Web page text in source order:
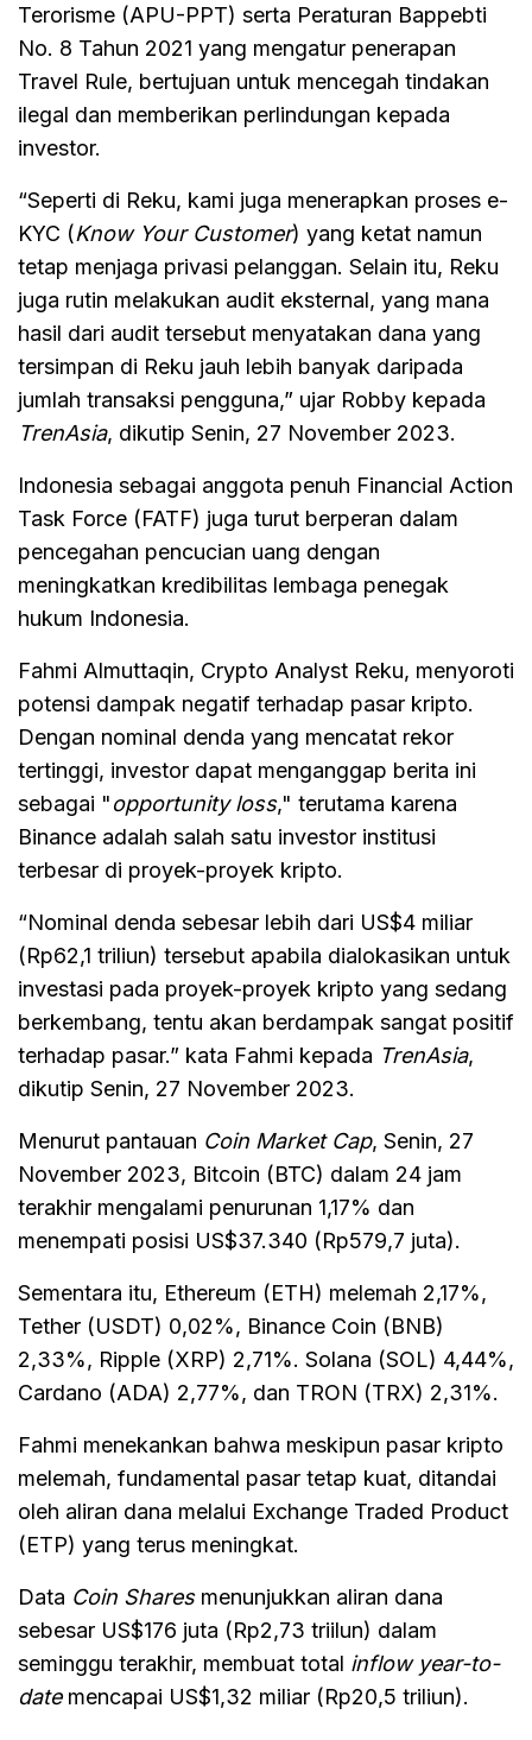
Terorisme (APU-PPT) serta Peraturan Bappebti
No. 8 Tahun 2021 yang mengatur penerapan
Travel Rule, bertujuan untuk mencegah tindakan
ilegal dan memberikan perlindungan kepada
investor.
“Seperti di Reku, kami juga menerapkan proses e-
KYC (Know Your Customer) yang ketat namun
tetap menjaga privasi pelanggan. Selain itu, Reku
juga rutin melakukan audit eksternal, yang mana
hasil dari audit tersebut menyatakan dana yang
tersimpan di Reku jauh lebih banyak daripada
jumlah transaksi pengguna,” ujar Robby kepada
TrenAsia, dikutip Senin, 27 November 2023.
Indonesia sebagai anggota penuh Financial Action
Task Force (FATF) juga turut berperan dalam
pencegahan pencucian uang dengan
meningkatkan kredibilitas lembaga penegak
hukum Indonesia.
Fahmi Almuttaqin, Crypto Analyst Reku, menyoroti
potensi dampak negatif terhadap pasar kripto.
Dengan nominal denda yang mencatat rekor
tertinggi, investor dapat menganggap berita ini
sebagai "opportunity loss," terutama karena
Binance adalah salah satu investor institusi
terbesar di proyek-proyek kripto.
“Nominal denda sebesar lebih dari US$4 miliar
(Rp62,1 triliun) tersebut apabila dialokasikan untuk
investasi pada proyek-proyek kripto yang sedang
berkembang, tentu akan berdampak sangat positif
terhadap pasar.” kata Fahmi kepada TrenAsia,
dikutip Senin, 27 November 2023.
Menurut pantauan Coin Market Cap, Senin, 27
November 2023, Bitcoin (BTC) dalam 24 jam
terakhir mengalami penurunan 1,17% dan
menempati posisi US$37.340 (Rp579,7 juta).
Sementara itu, Ethereum (ETH) melemah 2,17%,
Tether (USDT) 0,02%, Binance Coin (BNB)
2,33%, Ripple (XRP) 2,71%. Solana (SOL) 4,44%,
Cardano (ADA) 2,77%, dan TRON (TRX) 2,31%.
Fahmi menekankan bahwa meskipun pasar kripto
melemah, fundamental pasar tetap kuat, ditandai
oleh aliran dana melalui Exchange Traded Product
(ETP) yang terus meningkat.
Data Coin Sharesmenunjukkan aliran dana
sebesar US$176 juta (Rp2,73 triilun) dalam
seminggu terakhir, membuat total inflow year-to-
datemencapai US$1,32 miliar (Rp20,5 triliun).